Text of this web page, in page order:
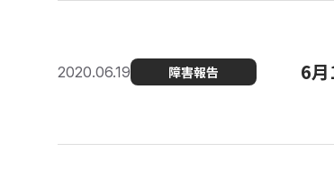
2020.06.19 障害報告 6月